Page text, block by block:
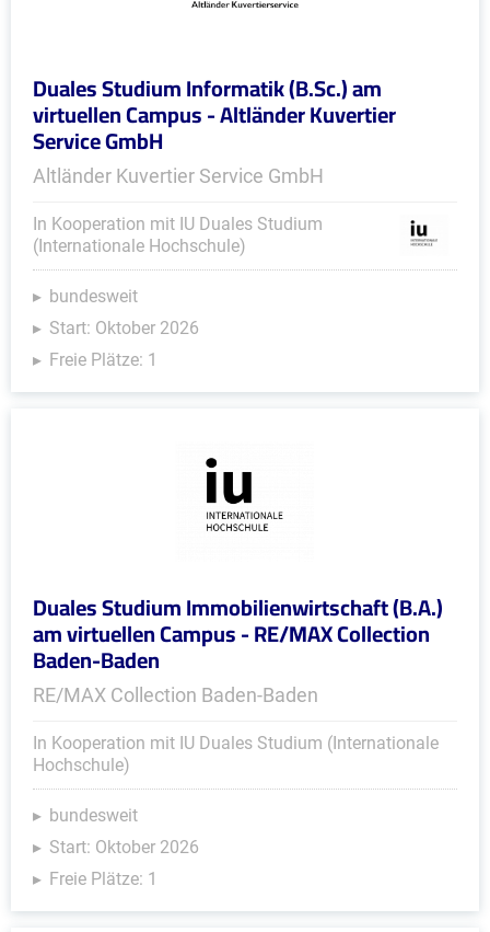
Duales Studium Informatik (B.Sc.) am
virtuellen Campus - Altländer Kuvertier
Service GmbH
Altländer Kuvertier Service GmbH
In Kooperation mit IU Duales Studium
(Internationale Hochschule)
bundesweit
Start: Oktober 2026
Freie Plätze: 1
Duales Studium Immobilienwirtschaft (B.A.)
am virtuellen Campus - RE/MAX Collection
Baden-Baden
RE/MAX Collection Baden-Baden
In Kooperation mit IU Duales Studium (Internationale
Hochschule)
bundesweit
Start: Oktober 2026
Freie Plätze: 1